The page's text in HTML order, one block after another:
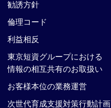
勧誘方針
倫理コード
利益相反
東京短資グループにおける
情報の相互共有のお取扱い
お客様本位の業務運営
次世代育成支援対策行動計画